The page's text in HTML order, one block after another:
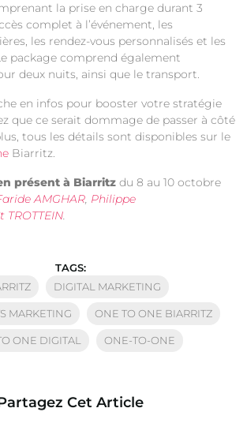
la prise en charge durant 3
complet à l’événement, les
les rendez-vous personnalisés et les
package comprend également
deux nuits, ainsi que le transport.
en infos pour booster votre stratégie
que ce serait dommage de passer à côté
tous les détails sont disponibles sur le
Biarritz.
présent à Biarritz du 8 au 10 octobre
AMGHAR, Philippe
TROTTEIN.
TAGS:
DIGITAL MARKETING
MARKETING ONE TO ONE BIARRITZ
ONE DIGITAL ONE-TO-ONE
Cet Article